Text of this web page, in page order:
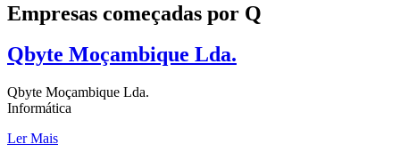
Empresas começadas por Q
Qbyte Moçambique Lda.
Qbyte Moçambique Lda.
Informática
Ler Mais